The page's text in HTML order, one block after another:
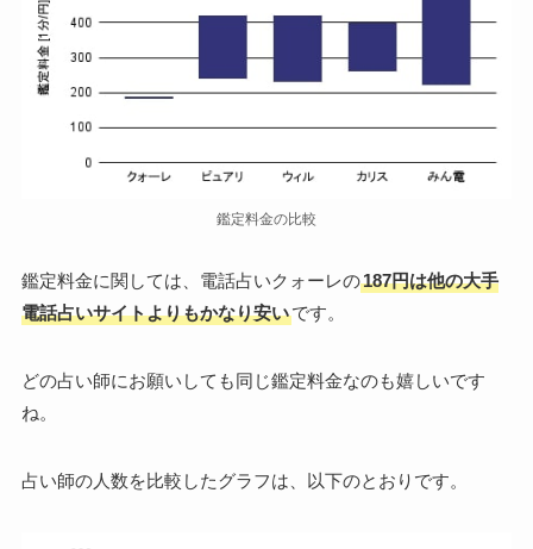
鑑定料金の比較
鑑定料金に関しては、電話占いクォーレの187円は他の大手
電話占いサイトよりもかなり安いです。
どの占い師にお願いしても同じ鑑定料金なのも嬉しいです
ね。
占い師の人数を比較したグラフは、以下のとおりです。